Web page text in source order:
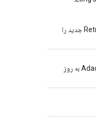
RetrieveTPUEmbeddingAdadeltaParameters جدید را
پارامترهای پارامتر توسط الگوریتم بهینه سازی Adadelta به روز